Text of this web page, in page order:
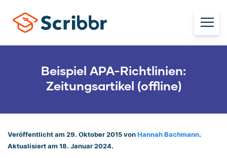
Beispiel APA-Richtlinien:
Zeitungsartikel (offline)
Veröffentlicht am 29. Oktober 2015 von Hannah Bachmann.
Aktualisiert am 18. Januar 2024.